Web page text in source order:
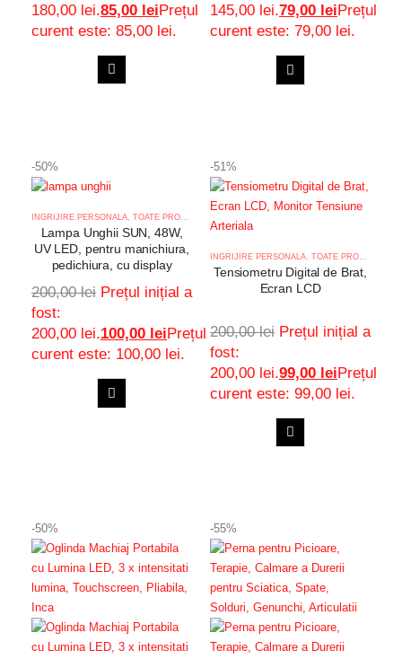
180,00 lei.85,00 leiPrețul
curent este: 85,00 lei.
145,00 lei.79,00 lei Prețul
curent este: 79,00 lei.
favorite
-50%
INGRIJIRE PERSONALA, TOATE PRODUSELE
Lampa Unghii SUN, 48W,
UV LED, pentru manichiura,
pedichiura, cu display
200,00lei Prețul inițial a
fost:
200,00 lei.100,00 lei Prețul
curent este: 100,00 lei.
-51%
INGRIJIRE PERSONALA TOATE PRODUSELE
Tensiometru Digital de Brat,
Ecran LCD
200,00lei Prețul inițial a
fost:
200,00 lei.99,00 leiPrețul
curent este: 99,00 lei.
-50% -55%